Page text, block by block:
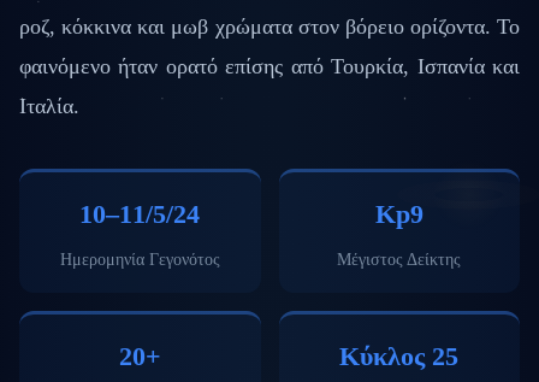
ροζ, κόκκινα και μωβ χρώματα στον βόρειο ορίζοντα. Το
φαινόμενο ήταν ορατό επίσης από Τουρκία, Ισπανία και
Ιταλία.
10–11/5/24
Ημερομηνία Γεγονότος
Kp9
Μέγιστος Δείκτης
20+ Κύκλος 25